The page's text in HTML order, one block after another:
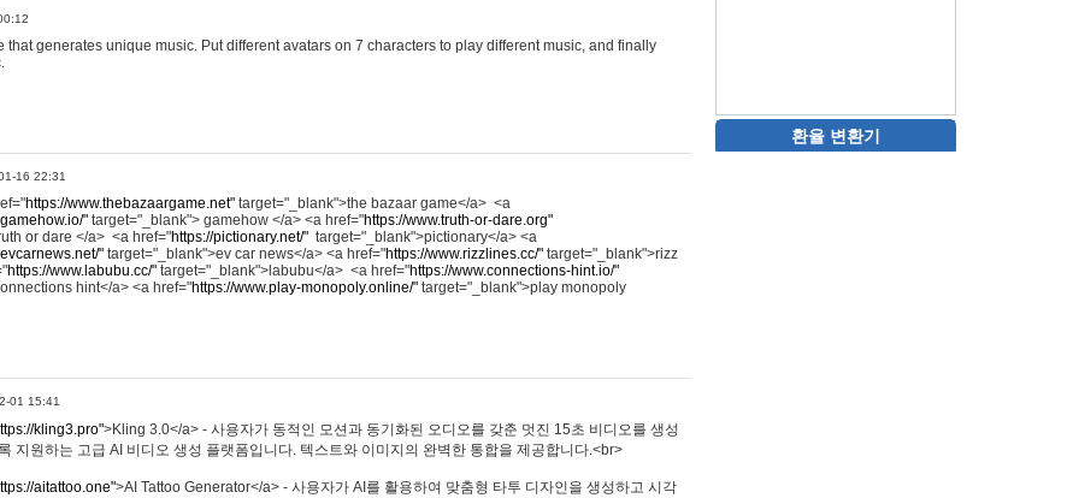
that generates unique music. Put different avatars on 7 characters to play different music, and finally
16 22:31
https://www.thebazaargame.net" target="_blank">the bazaar game</a> <a
" target="_blank"> gamehow </a> <a href="https://www.truth-or-dare.org"
or dare </a> <a href="https://pictionary.net/" target="_blank">pictionary</a> <a
" target="_blank">ev car news</a> <a href="https://www.rizzlines.cc/" target="_blank">rizz
https://www.labubu.cc/" target="_blank">labubu</a> <a href="https://www.connections-hint.io/"
hint</a> <a href="https://www.play-monopoly.online/" target="_blank">play monopoly
01 15:41
kling3.pro">Kling 3.0</a> - 사용자가 동적인 모션과 동기화된 오디오를 갖춘 멋진 15초 비디오를 생성
지원하는 고급 AI 비디오 생성 플랫폼입니다. 텍스트와 이미지의 완벽한 통합을 제공합니다.<br>
aitattoo.one">AI Tattoo Generator</a> - 사용자가 AI를 활용하여 맞춤형 타투 디자인을 생성하고 시각
환율 변환기